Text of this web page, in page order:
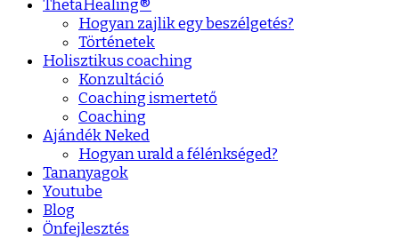
ThetaHealing®
Hogyan zajlik egy beszélgetés?
Történetek
Holisztikus coaching
Konzultáció
Coaching ismertető
Coaching
Ajándék Neked
Hogyan urald a félénkséged?
Tananyagok
Youtube
Blog
Önfejlesztés